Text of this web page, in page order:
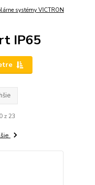
systémy VICTRON
IP65
z 23